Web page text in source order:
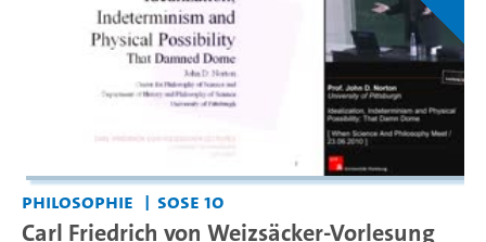
Philosophie SoSe 10
Carl Friedrich von Weizsäcker-Vorlesung